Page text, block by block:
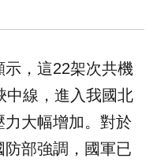
，這22架次共機
中線，進入我國北
大幅增加。對於
部強調，國軍已